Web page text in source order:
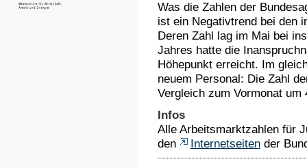
Was die Zahlen der
ist ein Negativtrend bei den
Deren Zahl lag im Mai bei
Jahres hatte die
Höhepunkt erreicht. Im
neuem Personal: Die Zahl
Vergleich zum Vormonat um
Infos
Alle Arbeitsmarktzahlen für
den
Internetseitender